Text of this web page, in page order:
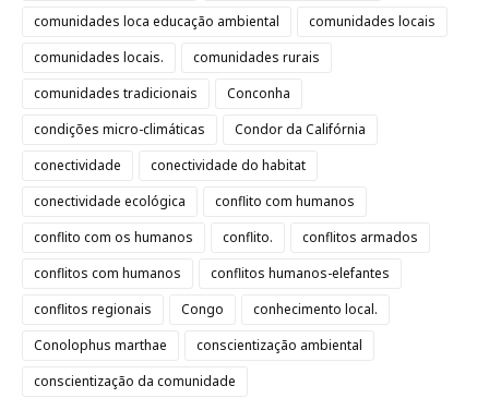
comunidades loca educação ambiental
comunidades locais
comunidades locais.
comunidades rurais
comunidades tradicionais
Conconha
condições micro-climáticas
Condor da Califórnia
conectividade
conectividade do habitat
conectividade ecológica
conflito com humanos
conflito com os humanos
conflito.
conflitos armados
conflitos com humanos
conflitos humanos-elefantes
conflitos regionais
Congo
conhecimento local.
Conolophus marthae
conscientização ambiental
conscientização da comunidade